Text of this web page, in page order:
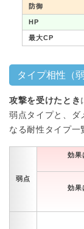
防御
HP
最大CP
タイプ相性（
攻撃を受けたとき
弱点タイプと、
なる耐性タイプ一
弱点
効果
効果